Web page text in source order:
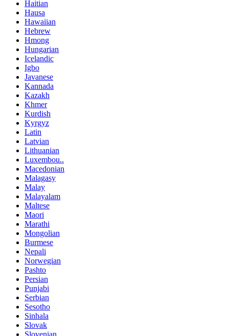
Haitian
Hausa
Hawaiian
Hebrew
Hmong
Hungarian
Icelandic
Igbo
Javanese
Kannada
Kazakh
Khmer
Kurdish
Kyrgyz
Latin
Latvian
Lithuanian
Luxembou..
Macedonian
Malagasy
Malay
Malayalam
Maltese
Maori
Marathi
Mongolian
Burmese
Nepali
Norwegian
Pashto
Persian
Punjabi
Serbian
Sesotho
Sinhala
Slovak